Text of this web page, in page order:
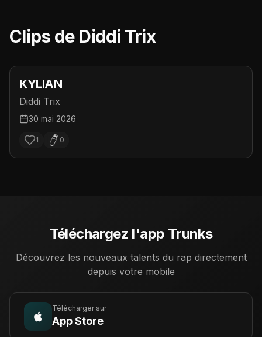
Clips de Diddi Trix
KYLIAN
Diddi Trix
30 mai 2026
1 0
Téléchargez l'app Trunks
Découvrez les nouveaux talents du rap directement
depuis votre mobile
Télécharger sur
App Store